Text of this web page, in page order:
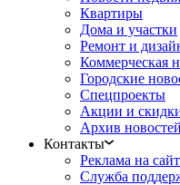
Квартиры
Дома и участки
Ремонт и
Коммерческая
Городские
Спецпроекты
Акции и
Архив новостей
Контакты
Реклама на
Служба